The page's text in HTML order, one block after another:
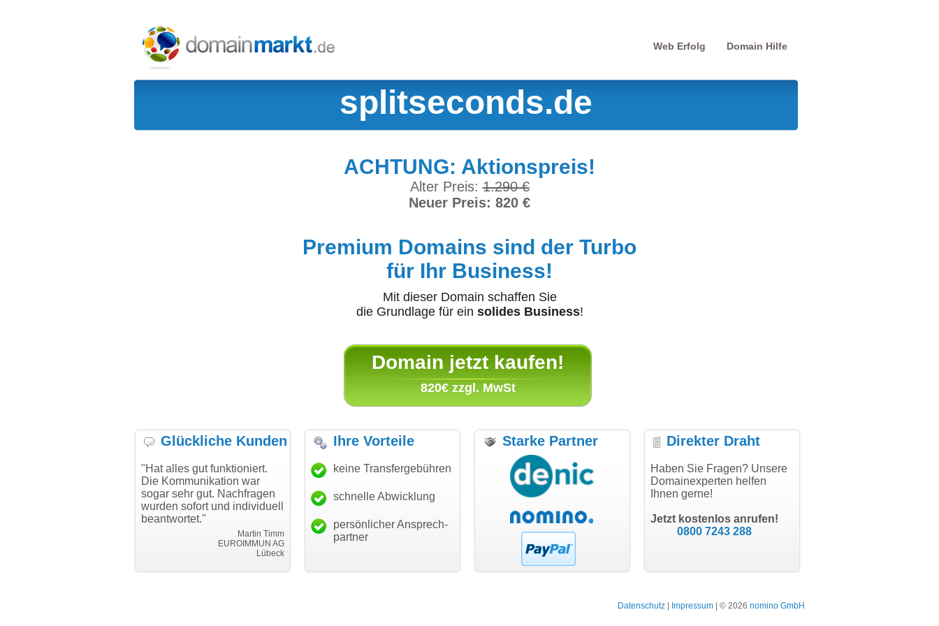
Web Erfolg Domain Hilfe
splitseconds.de
ACHTUNG: Aktionspreis!
Alter Preis:1.290 €
Neuer Preis: 820 €
Premium Domains sind der Turbo
für Ihr Business!
Mit dieser Domain schaffen Sie
die Grundlage für ein solides Business!
Domain jetzt kaufen!
820€ zzgl. MwSt
Glückliche Kunden
"Hat alles gut funktioniert.
Die Kommunikation war
sogar sehr gut. Nachfragen
wurden sofort und individuell
beantwortet."
Martin Timm
EUROIMMUN AG
Lübeck
"Danke für den schnellen
Transfer und guten Service!"
Thomas Schäfer
i can eckert communication GmbH
"Ich bin dankbar, meine
Wunschdomain gefunden zu
haben. Die Domain passt für
hundertprozentig."
Janina Köck
Leben im Einklang
leben-im-einklang.de
"Super Abwicklung, vielen
modern software GbR
Landau an der Isar
"Vielen Dank für den
Ihre Vorteile
keine Transfergebühren
schnelle Abwicklung
persönlicher Ansprech-
partner
Starke Partner Direkter Draht
Haben Sie Fragen? Unsere
Domainexperten helfen
Ihnen gerne!
Jetzt kostenlos anrufen!
0800 7243 288
Datenschutz Impressum | © 2026 nomino GmbH